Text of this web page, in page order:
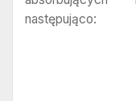
następująco: